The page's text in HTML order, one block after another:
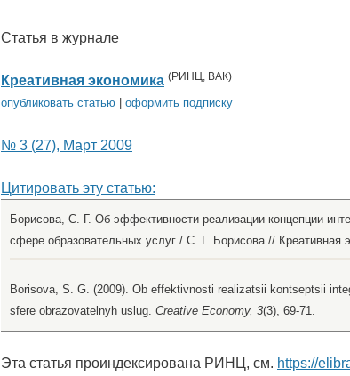
Статья в журнале
Креативная экономика (РИНЦ, ВАК)
опубликовать статью оформить подписку
№ 3 (27), Март 2009
Цитировать эту статью:
Борисова, С. Г. Об эффективности реализации концепции
сфере образовательных услуг / С. Г. Борисова //
Borisova, S. G. (2009). Ob effektivnosti realizatsii kontseptsii
sfere obrazovatelnyh uslug. Creative Economy, 3(3), 69-71.
Эта статья проиндексирована РИНЦ, см. https://